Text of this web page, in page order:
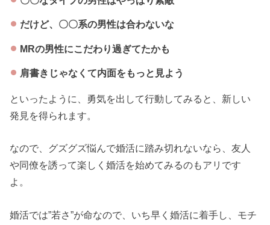
だけど、〇〇系の男性は合わないな
MRの男性にこだわり過ぎてたかも
肩書きじゃなくて内面をもっと見よう
といったように、勇気を出して行動してみると、新しい
発見を得られます。
なので、グズグズ悩んで婚活に踏み切れないなら、友人
や同僚を誘って楽しく婚活を始めてみるのもアリです
よ。
婚活では”若さ”が命なので、いち早く婚活に着手し、モチ